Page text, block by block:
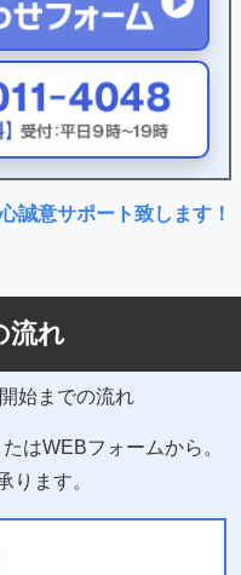
誠意サポート致します！
流れ
始までの流れ
はWEBフォームから。
ります。